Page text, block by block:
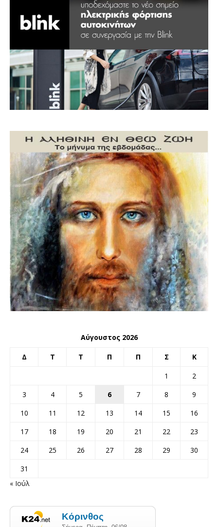
Αύγουστος 2026
Δ Τ Τ Π Π Σ Κ
1
2
3
4 5 6 7 8
9
10
11 12 13 14 15
16
17
18 19 20 21 22
23
24
25 26 27 28 29
30
31
« Ιούλ